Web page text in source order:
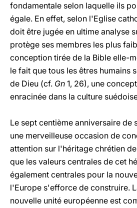
fondamentale selon laquelle ils
égale. En effet, selon l'Eglise
doit être jugée en ultime analyse
protège ses membres les plus
conception tirée de la Bible elle-
le fait que tous les êtres humains
de Dieu (cf. Gn 1, 26), une
enracinée dans la culture
Le sept centième anniversaire de
une merveilleuse occasion de
attention sur l'héritage chrétien
que les valeurs centrales de cet
également centrales pour la
l'Europe s'efforce de construire.
nouvelle unité européenne est